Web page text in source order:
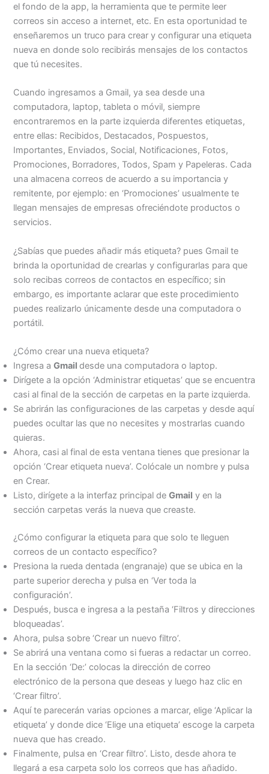
el fondo de la app, la herramienta que te permite leer
correos sin acceso a internet, etc. En esta oportunidad te
enseñaremos un truco para crear y configurar una etiqueta
nueva en donde solo recibirás mensajes de los contactos
que tú necesites.
Cuando ingresamos a Gmail, ya sea desde una
computadora, laptop, tableta o móvil, siempre
encontraremos en la parte izquierda diferentes etiquetas,
entre ellas: Recibidos, Destacados, Pospuestos,
Importantes, Enviados, Social, Notificaciones, Fotos,
Promociones, Borradores, Todos, Spam y Papeleras. Cada
una almacena correos de acuerdo a su importancia y
remitente, por ejemplo: en ‘Promociones’ usualmente te
llegan mensajes de empresas ofreciéndote productos o
servicios.
¿Sabías que puedes añadir más etiqueta? pues Gmail te
brinda la oportunidad de crearlas y configurarlas para que
solo recibas correos de contactos en específico; sin
embargo, es importante aclarar que este procedimiento
puedes realizarlo únicamente desde una computadora o
portátil.
¿Cómo crear una nueva etiqueta?
Ingresa aGmaildesde una computadora o laptop.
Dirígete a la opción ‘Administrar etiquetas’ que se encuentra
casi al final de la sección de carpetas en la parte izquierda.
Se abrirán las configuraciones de las carpetas y desde aquí
puedes ocultar las que no necesites y mostrarlas cuando
quieras.
Ahora, casi al final de esta ventana tienes que presionar la
opción ‘Crear etiqueta nueva’. Colócale un nombre y pulsa
en Crear.
Listo, dirígete a la interfaz principal deGmail y en la
sección carpetas verás la nueva que creaste.
¿Cómo configurar la etiqueta para que solo te lleguen
correos de un contacto específico?
Presiona la rueda dentada (engranaje) que se ubica en la
parte superior derecha y pulsa en ‘Ver toda la
configuración’.
Después, busca e ingresa a la pestaña ‘Filtros y direcciones
bloqueadas’.
Ahora, pulsa sobre ‘Crear un nuevo filtro’.
Se abrirá una ventana como si fueras a redactar un correo.
En la sección ‘De:’ colocas la dirección de correo
electrónico de la persona que deseas y luego haz clic en
‘Crear filtro’.
Aquí te parecerán varias opciones a marcar, elige ‘Aplicar la
etiqueta’ y donde dice ‘Elige una etiqueta’ escoge la carpeta
nueva que has creado.
Finalmente, pulsa en ‘Crear filtro’. Listo, desde ahora te
llegará a esa carpeta solo los correos que has añadido.